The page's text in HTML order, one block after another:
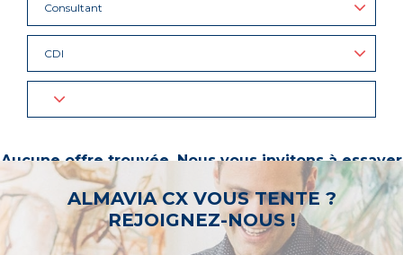
Consultant
CDI
Aucune offre trouvée. Nous vous invitons à essayer
d’autres mots-clés ou à sélectionner un « métier ».
ALMAVIA CX VOUS TENTE ?
REJOIGNEZ-NOUS !